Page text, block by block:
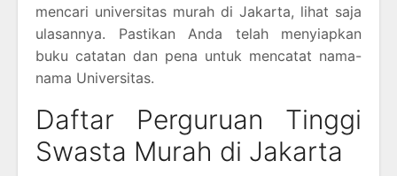
mencari universitas murah di Jakarta, lihat saja
ulasannya. Pastikan Anda telah menyiapkan
buku catatan dan pena untuk mencatat nama-
nama Universitas.
Daftar Perguruan Tinggi
Swasta Murah di Jakarta